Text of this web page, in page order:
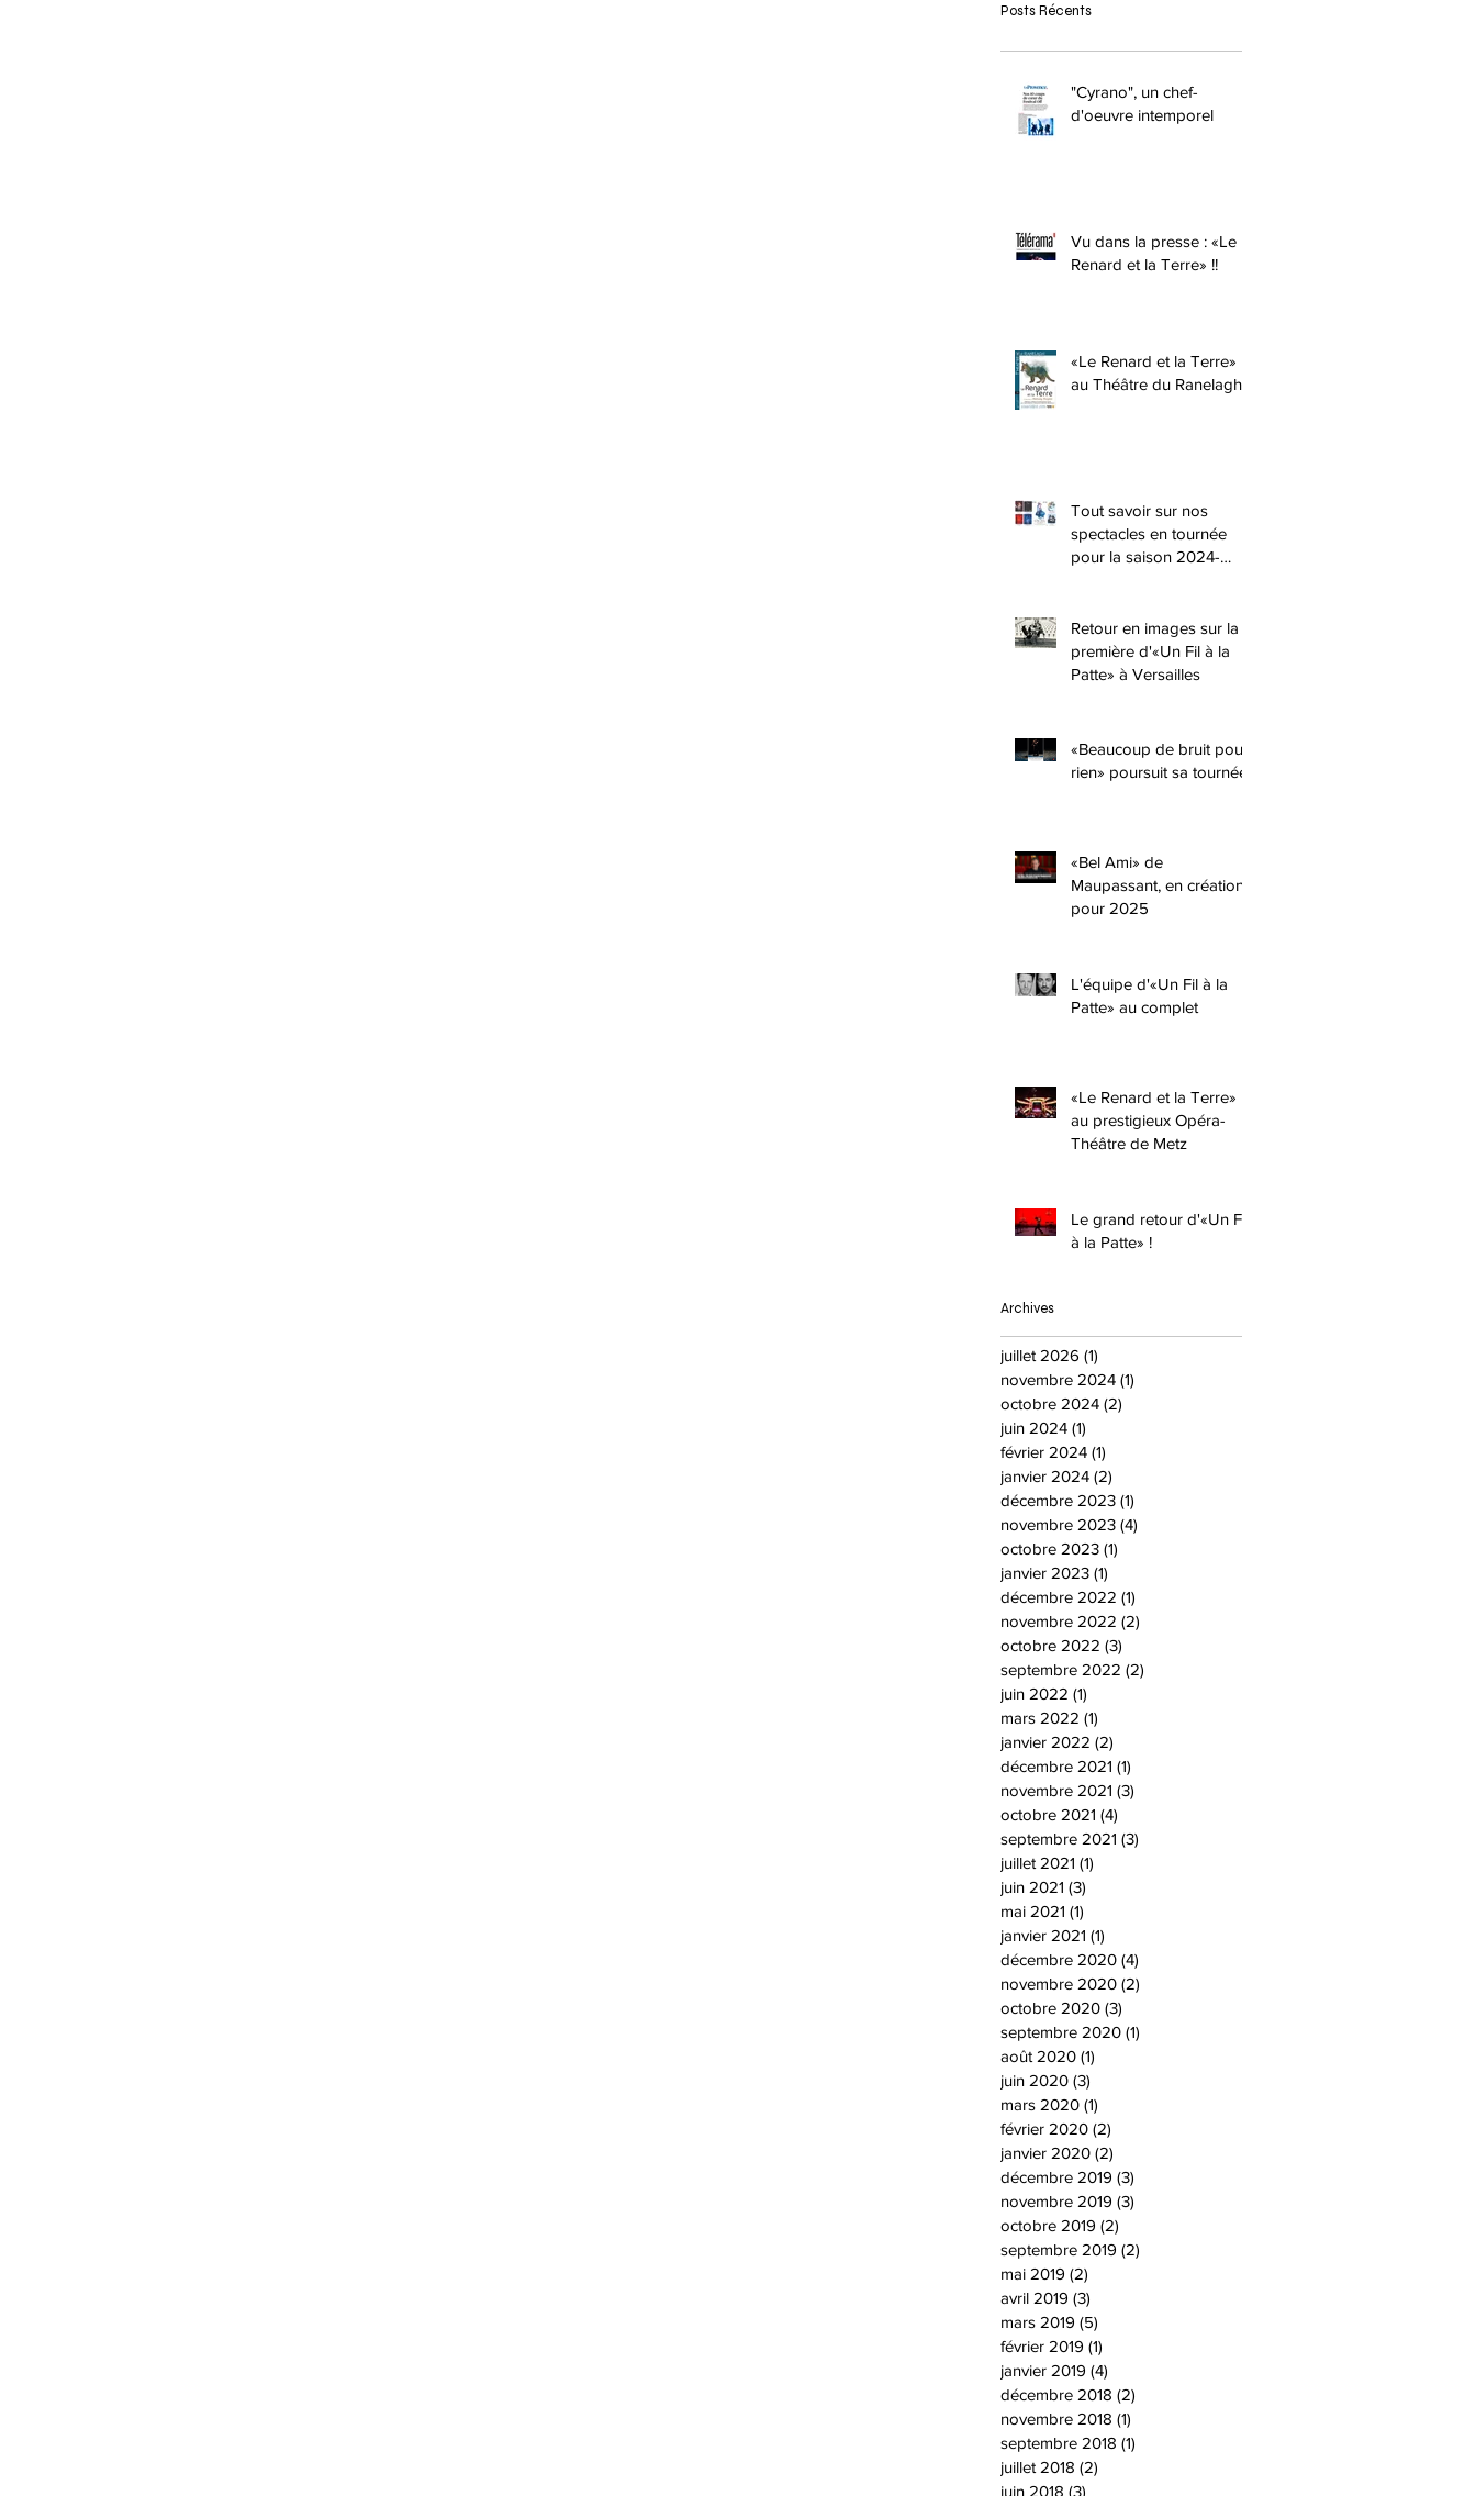
Posts Récents
"Cyrano", un chef-
d'oeuvre intemporel
Vu dans la presse : «Le
Renard et la Terre» !!
«Le Renard et la Terre»
au Théâtre du Ranelagh !
Tout savoir sur nos
spectacles en tournée
pour la saison 2024-
Retour en images sur la
première d'«Un Fil à la
Patte» à Versailles
«Beaucoup de bruit pour
rien» poursuit sa tournée
«Bel Ami» de
Maupassant, en création
pour 2025
L'équipe d'«Un Fil à la
Patte» au complet
«Le Renard et la Terre»
au prestigieux Opéra-
Théâtre de Metz
Le grand retour d'«Un Fil
à la Patte» !
Archives
juillet 2026 (1)
novembre 2024 (1)
octobre 2024 (2)
juin 2024 (1)
février 2024 (1)
janvier 2024 (2)
décembre 2023 (1)
novembre 2023 (4)
octobre 2023 (1)
janvier 2023 (1)
décembre 2022 (1)
novembre 2022 (2)
octobre 2022 (3)
septembre 2022 (2)
juin 2022 (1)
mars 2022 (1)
janvier 2022 (2)
décembre 2021 (1)
novembre 2021 (3)
octobre 2021 (4)
septembre 2021 (3)
juillet 2021 (1)
juin 2021 (3)
mai 2021 (1)
janvier 2021 (1)
décembre 2020 (4)
novembre 2020 (2)
octobre 2020 (3)
septembre 2020 (1)
août 2020 (1)
juin 2020 (3)
mars 2020 (1)
février 2020 (2)
janvier 2020 (2)
décembre 2019 (3)
novembre 2019 (3)
octobre 2019 (2)
septembre 2019 (2)
mai 2019 (2)
avril 2019 (3)
mars 2019 (5)
février 2019 (1)
janvier 2019 (4)
décembre 2018 (2)
novembre 2018 (1)
septembre 2018 (1)
juillet 2018 (2)
juin 2018 (3)